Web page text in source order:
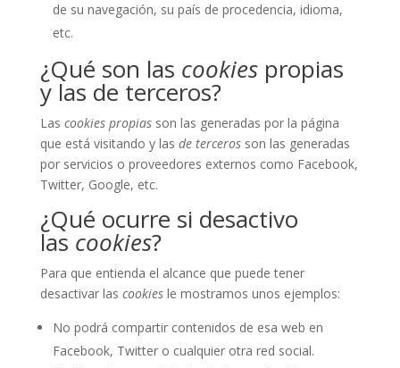
de su navegación, su país de procedencia, idioma,
etc.
¿Qué son las cookiespropias
y las de terceros?
Las cookies propiasson las generadas por la página
que está visitando y las de tercerosson las generadas
por servicios o proveedores externos como Facebook,
Twitter, Google, etc.
¿Qué ocurre si desactivo
las cookies?
Para que entienda el alcance que puede tener
desactivar las cookiesle mostramos unos ejemplos:
No podrá compartir contenidos de esa web en
Facebook, Twitter o cualquier otra red social.